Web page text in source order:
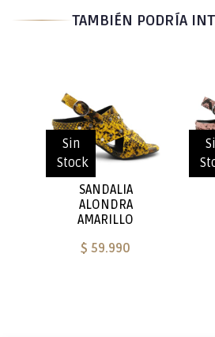
TAMBIÉN PODRÍA
Sin
Stock
SANDALIA
ALONDRA
AMARILLO
$ 59.990